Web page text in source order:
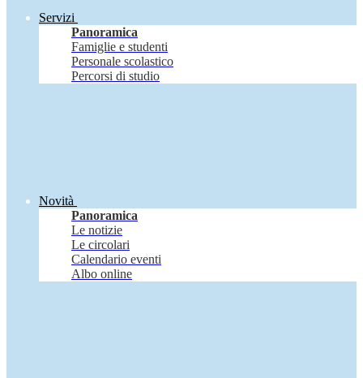
Servizi
Panoramica
Famiglie e studenti
Personale scolastico
Percorsi di studio
Novità
Panoramica
Le notizie
Le circolari
Calendario eventi
Albo online